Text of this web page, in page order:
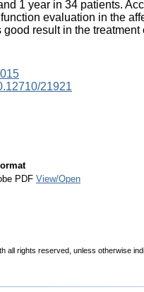
1 year in 34 patients.
evaluation in the
result in the
21921
PDF View/Open
all rights reserved, unless otherwise